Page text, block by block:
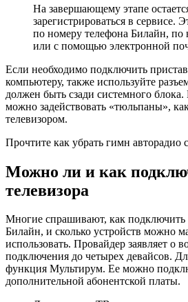
На завершающему этапе
зарегистрироваться в сервисе.
по номеру телефона Билайн, по
или с помощью электронной
Если необходимо подключить
компьютеру, также используйте
должен быть сзади системного блока.
можно задействовать «тюльпаны»,
телевизором.
Прочтите как убрать гимн авторадио
Можно ли и как
телевизора
Многие спрашивают, как
Билайн, и сколько устройств можно
использовать. Провайдер заявляет о
подключения до четырех девайсов.
функция Мультирум. Ее можно
дополнительной абонентской платы.